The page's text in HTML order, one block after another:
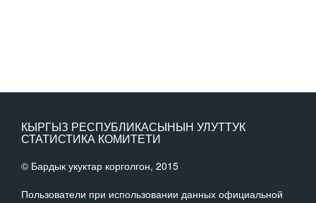
КЫРГЫЗ РЕСПУБЛИКАСЫНЫН УЛУТТУК
СТАТИСТИКА КОМИТЕТИ
© Бардык укуктар корголгон, 2015
Пользователи при использовании данных официальной